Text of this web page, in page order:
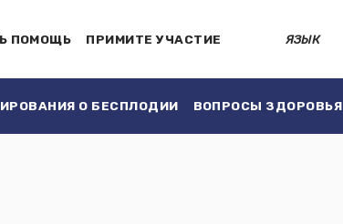
ПОМОЩЬ ПРИМИТЕ УЧАСТИЕ ЯЗЫК
О БЕСПЛОДИИ ВОПРОСЫ ЗДОРОВЬЯ